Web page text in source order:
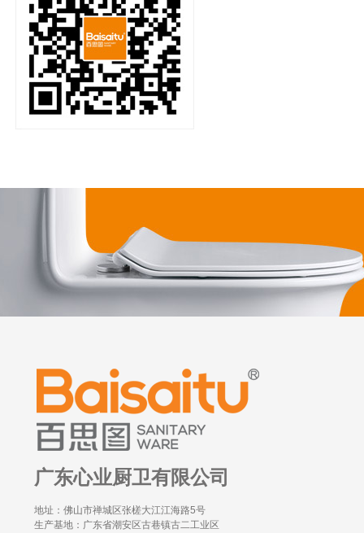
广东心业厨卫有限公司
地址：佛山市禅城区张槎大江江海路5号
生产基地：广东省潮安区古巷镇古二工业区